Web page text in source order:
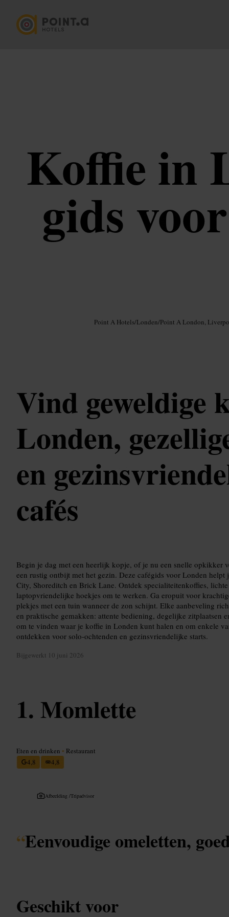
Koffie in
gids
Point A Hotels/Londen/Point A London,
Vind geweldige
Londen,
en
cafés
Begin je dag met een heerlijk kopje, of je nu een snelle opkikker
een rustig ontbijt met het gezin. Deze cafégids voor Londen
City, Shoreditch en Brick Lane. Ontdek specialiteitenkoffies,
laptopvriendelijke hoekjes om te werken. Ga eropuit voor
plekjes met een tuin wanneer de zon schijnt. Elke aanbeveling
en praktische gemakken: attente bediening, degelijke zitplaatsen
om te vinden waar je koffie in Londen kunt halen en om enkele
ontdekken voor solo-ochtenden en gezinsvriendelijke starts.
Bijgewerkt 10 juni 2026
Momlette
Eten en drinken • Restaurant
4,8
4,8
Afbeelding /Tripadvisor
“Eenvoudige omeletten,
Geschikt voor